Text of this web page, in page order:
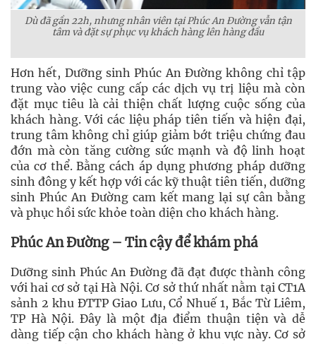
Dù đã gần 22h, nhưng nhân viên tại Phúc An Đường vẫn tận
tâm và đặt sự phục vụ khách hàng lên hàng đầu
Hơn hết, Dưỡng sinh Phúc An Đường không chỉ tập
trung vào việc cung cấp các dịch vụ trị liệu mà còn
đặt mục tiêu là cải thiện chất lượng cuộc sống của
khách hàng. Với các liệu pháp tiên tiến và hiện đại,
trung tâm không chỉ giúp giảm bớt triệu chứng đau
đớn mà còn tăng cường sức mạnh và độ linh hoạt
của cơ thể. Bằng cách áp dụng phương pháp dưỡng
sinh đông y kết hợp với các kỹ thuật tiên tiến, dưỡng
sinh Phúc An Đường cam kết mang lại sự cân bằng
và phục hồi sức khỏe toàn diện cho khách hàng.
Phúc An Đường – Tin cậy để khám phá
Dưỡng sinh Phúc An Đường đã đạt được thành công
với hai cơ sở tại Hà Nội. Cơ sở thứ nhất nằm tại CT1A
sảnh 2 khu ĐTTP Giao Lưu, Cổ Nhuế 1, Bắc Từ Liêm,
TP Hà Nội. Đây là một địa điểm thuận tiện và dễ
dàng tiếp cận cho khách hàng ở khu vực này. Cơ sở